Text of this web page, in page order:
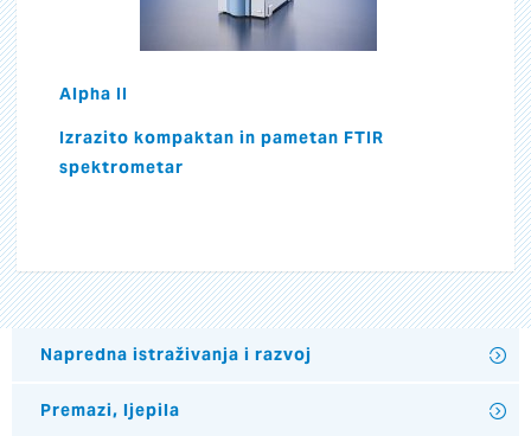
Alpha II
Izrazito kompaktan in pametan FTIR
spektrometar
Napredna istraživanja i razvoj
Premazi, ljepila